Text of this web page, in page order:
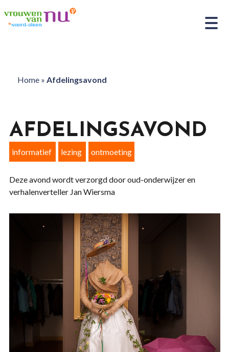
Home» Afdelingsavond
AFDELINGSAVOND
informatief lezing ontmoeting
Deze avond wordt verzorgd door oud-onderwijzer en
verhalenverteller Jan Wiersma